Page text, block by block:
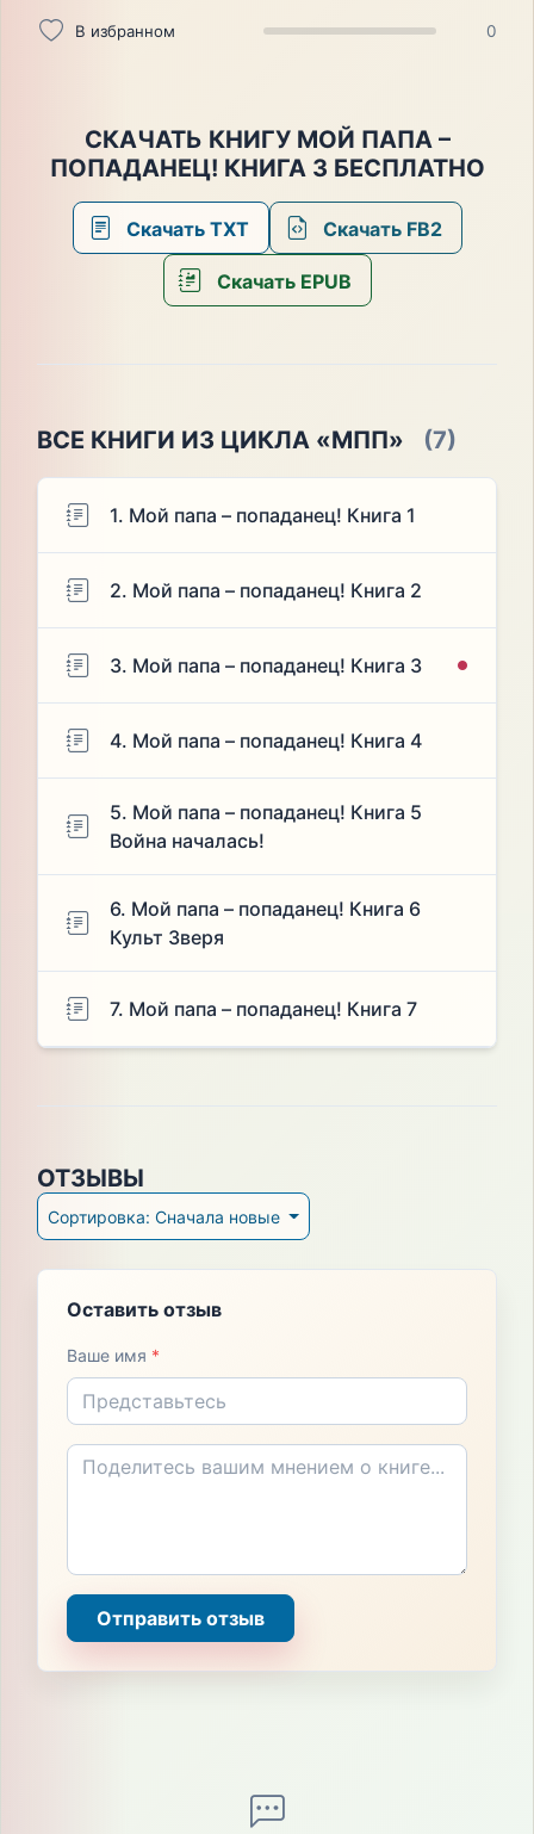
В избранном 0
СКАЧАТЬ КНИГУ МОЙ ПАПА –
ПОПАДАНЕЦ! КНИГА 3 БЕСПЛАТНО
Скачать TXT Скачать FB2
Скачать EPUB
ВСЕ КНИГИ ИЗ ЦИКЛА «МПП» (7)
1. Мой папа – попаданец! Книга 1
2. Мой папа – попаданец! Книга 2
3. Мой папа – попаданец! Книга 3
4. Мой папа – попаданец! Книга 4
5. Мой папа – попаданец! Книга 5
Война началась!
6. Мой папа – попаданец! Книга 6
Культ Зверя
7. Мой папа – попаданец! Книга 7
ОТЗЫВЫ
Сортировка: Сначала новые
Оставить отзыв
Ваше имя *
Отправить отзыв